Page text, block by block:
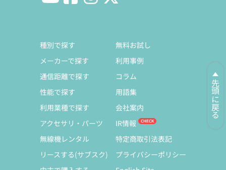
先頭に戻る
種別で探す
メーカーで探す
通信距離で探す
性能で探す
利用業種で探す
アクセサリ・パーツ
無線機レンタル
リースする(サブスク)
無料お試し
利用事例
コラム
用語集
会社案内
IR情報
特定商取引法表記
プライバシーポリシー